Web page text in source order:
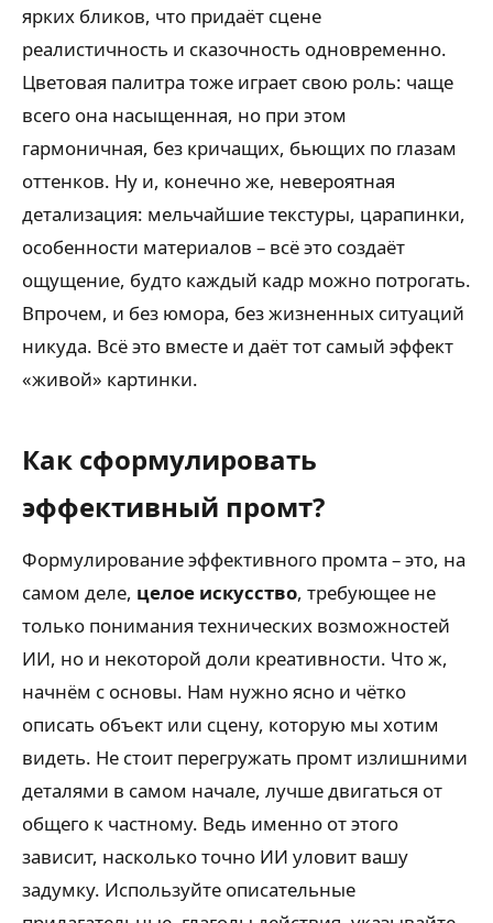
ярких бликов, что придаёт сцене
реалистичность и сказочность одновременно.
Цветовая палитра тоже играет свою роль: чаще
всего она насыщенная, но при этом
гармоничная, без кричащих, бьющих по глазам
оттенков. Ну и, конечно же, невероятная
детализация: мельчайшие текстуры, царапинки,
особенности материалов – всё это создаёт
ощущение, будто каждый кадр можно потрогать.
Впрочем, и без юмора, без жизненных ситуаций
никуда. Всё это вместе и даёт тот самый эффект
«живой» картинки.
Как сформулировать
эффективный промт?
Формулирование эффективного промта – это, на
самом деле, целое искусство, требующее не
только понимания технических возможностей
ИИ, но и некоторой доли креативности. Что ж,
начнём с основы. Нам нужно ясно и чётко
описать объект или сцену, которую мы хотим
видеть. Не стоит перегружать промт излишними
деталями в самом начале, лучше двигаться от
общего к частному. Ведь именно от этого
зависит, насколько точно ИИ уловит вашу
задумку. Используйте описательные